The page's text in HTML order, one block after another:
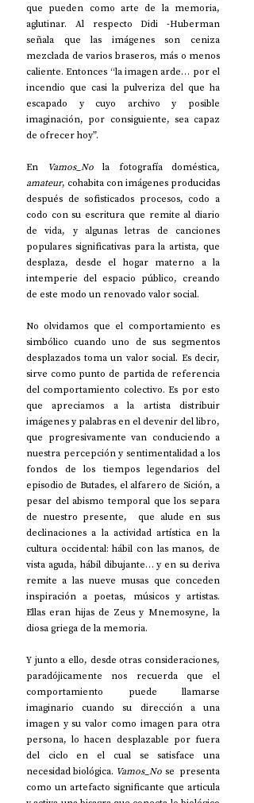
que pueden como arte de la memoria,
aglutinar. Al respecto Didi -Huberman
señala que las imágenes son ceniza
mezclada de varios braseros, más o menos
caliente. Entonces “la imagen arde… por el
incendio que casi la pulveriza del que ha
escapado y cuyo archivo y posible
imaginación, por consiguiente, sea capaz
de ofrecer hoy”.
En Vamos_No la fotografía doméstica,
amateur, cohabita con imágenes producidas
después de sofisticados procesos, codo a
codo con su escritura que remite al diario
de vida, y algunas letras de canciones
populares significativas para la artista, que
desplaza, desde el hogar materno a la
intemperie del espacio público, creando
de este modo un renovado valor social.
No olvidamos que el comportamiento es
simbólico cuando uno de sus segmentos
desplazados toma un valor social. Es decir,
sirve como punto de partida de referencia
del comportamiento colectivo. Es por esto
que apreciamos a la artista distribuir
imágenes y palabras en el devenir del libro,
que progresivamente van conduciendo a
nuestra percepción y sentimentalidad a los
fondos de los tiempos legendarios del
episodio de Butades, el alfarero de Sición, a
pesar del abismo temporal que los separa
de nuestro presente,  que alude en sus
declinaciones a la actividad artística en la
cultura occidental: hábil con las manos, de
vista aguda, hábil dibujante… y en su deriva
remite a las nueve musas que conceden
inspiración a poetas, músicos y artistas.
Ellas eran hijas de Zeus y Mnemosyne, la
diosa griega de la memoria.
Y junto a ello, desde otras consideraciones,
paradójicamente nos recuerda que el
comportamiento puede llamarse
imaginario cuando su dirección a una
imagen y su valor como imagen para otra
persona, lo hacen desplazable por fuera
del ciclo en el cual se satisface una
necesidad biológica. Vamos_No se  presenta
como un artefacto significante que articula